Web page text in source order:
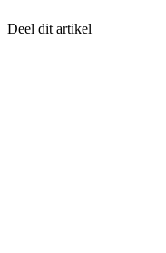
Deel dit artikel